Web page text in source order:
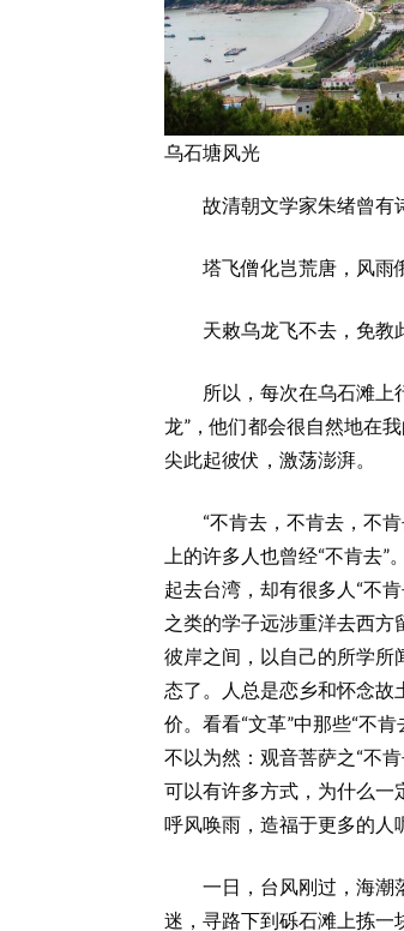
乌石塘风光
故清朝文学家朱绪曾有
塔飞僧化岂荒唐，风雨俄
天敕乌龙飞不去，免教此
所以，每次在乌石滩上行
龙”，他们都会很自然地在
尖此起彼伏，激荡澎湃。
“不肯去，不肯去，不肯
上的许多人也曾经“不肯去
起去台湾，却有很多人“不
之类的学子远涉重洋去西方
彼岸之间，以自己的所学所
态了。人总是恋乡和怀念故
价。看看“文革”中那些“不
不以为然：观音菩萨之“不
可以有许多方式，为什么一
呼风唤雨，造福于更多的人
一日，台风刚过，海潮落
迷，寻路下到砾石滩上拣一